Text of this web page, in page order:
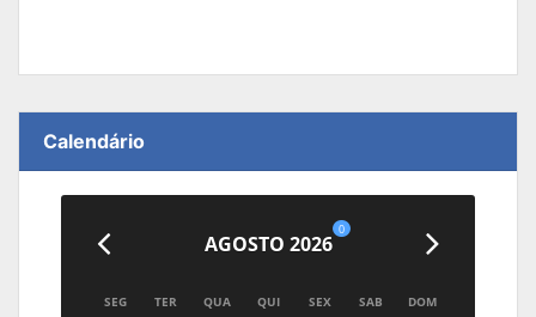
Calendário
AGOSTO 2026
0
SEG TER QUA QUI SEX SAB DOM